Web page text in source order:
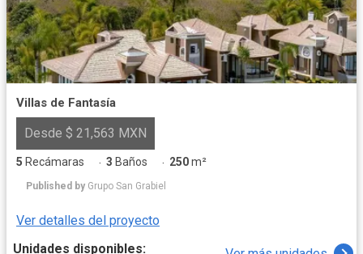
Villas de Fantasía
Desde $ 21,563 MXN
5 Recámaras · 3 Baños · 250m²
Published by Grupo San Grabiel
Ver detalles del proyecto
Unidades disponibles: